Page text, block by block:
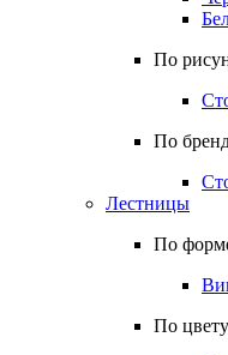
По
По
Лестницы
По
По цвету